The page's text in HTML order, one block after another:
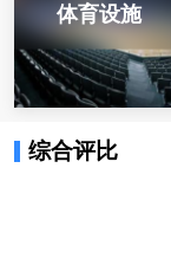
体育设施
综合评比